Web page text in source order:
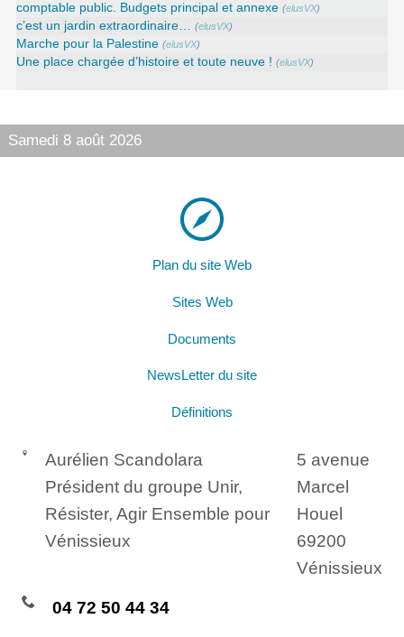
comptable public. Budgets principal et annexe (elusVX)
c’est un jardin extraordinaire… (elusVX)
Marche pour la Palestine (elusVX)
Une place chargée d’histoire et toute neuve ! (elusVX)
Samedi 8 août 2026
Plan du site Web
Sites Web
Documents
NewsLetter du site
Définitions
Aurélien Scandolara
Président du groupe Unir,
Résister, Agir Ensemble pour
Vénissieux
5 avenue
Marcel
Houel
69200
Vénissieux
04 72 50 44 34